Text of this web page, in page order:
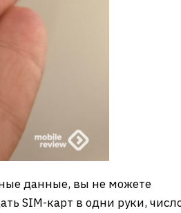
данные, вы не можете
SIM-карт в одни руки,